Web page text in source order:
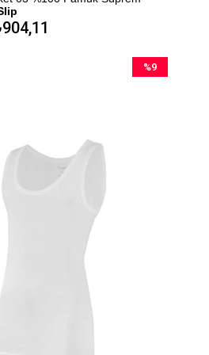
Testi Yapılmıştır.
Seçeneği
%9